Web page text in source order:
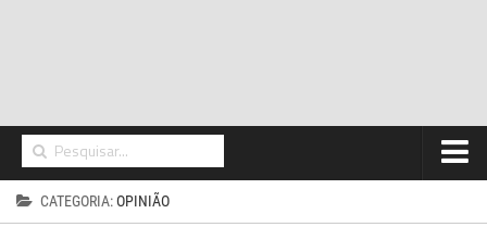
HomeCATEGORIA:OPINIÃO